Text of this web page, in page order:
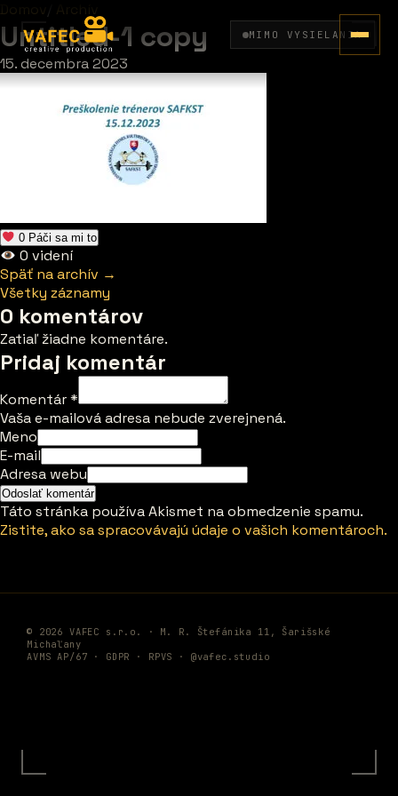
MIMO VYSIELANIA
Domov Archív
Untitled-1 copy
15. decembra 2023
0 Páči sa mi to
0 videní
Späť na archív →
Všetky záznamy
0 komentárov
Zatiaľ žiadne komentáre.
Pridaj komentár
Komentár*
Vaša e-mailová adresa nebude zverejnená.
Meno
E-mail
Adresa webu
Táto stránka používa Akismet na obmedzenie spamu.
Zistite, ako sa spracovávajú údaje o vašich komentároch.
© 2026 VAFEC s.r.o. · M. R. Štefánika 11, Šarišské
Michaľany
AVMS AP/67 · GDPR · RPVS · @vafec.studio